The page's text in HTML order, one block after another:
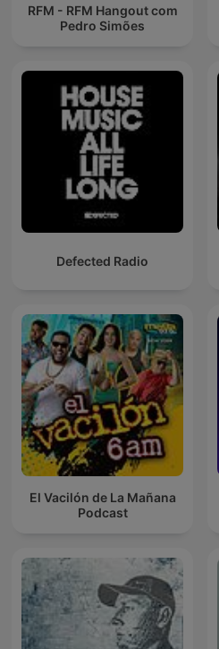
RFM - RFM Hangout com
Pedro Simões
Defected Radio
El Vacilón de La Mañana
Podcast